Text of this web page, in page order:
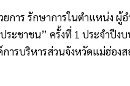
การ รักษาการในตำแหน่ง ผู้
ระชาชน” ครั้งที่ 1 ประจำปีง
ารบริหารส่วนจังหวัดแม่ฮ่อง